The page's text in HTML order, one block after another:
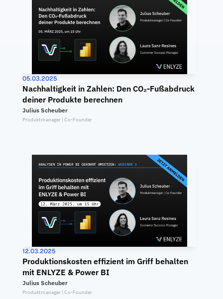
05.03.2025
Nachhaltigkeit in Zahlen: Den CO₂-Fußabdruck
deiner Produkte berechnen
Julius Scheuber
Produktmanager | Co-Founder
12.03.2025
Produktionskosten effizient im Griff behalten
mit ENLYZE & Power BI
Julius Scheuber
Produktmanager | Co-Founder